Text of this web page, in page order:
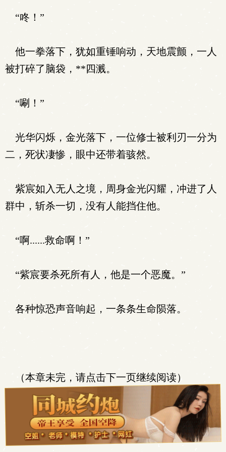
“咚！”
他一拳落下，犹如重锤响动，天地震颤，一人
被打碎了脑袋，**四溅。
“唰！”
光华闪烁，金光落下，一位修士被利刃一分为
二，死状凄惨，眼中还带着骇然。
紫宸如入无人之境，周身金光闪耀，冲进了人
群中，斩杀一切，没有人能挡住他。
“啊......救命啊！”
“紫宸要杀死所有人，他是一个恶魔。”
各种惊恐声音响起，一条条生命陨落。
（本章未完，请点击下一页继续阅读）